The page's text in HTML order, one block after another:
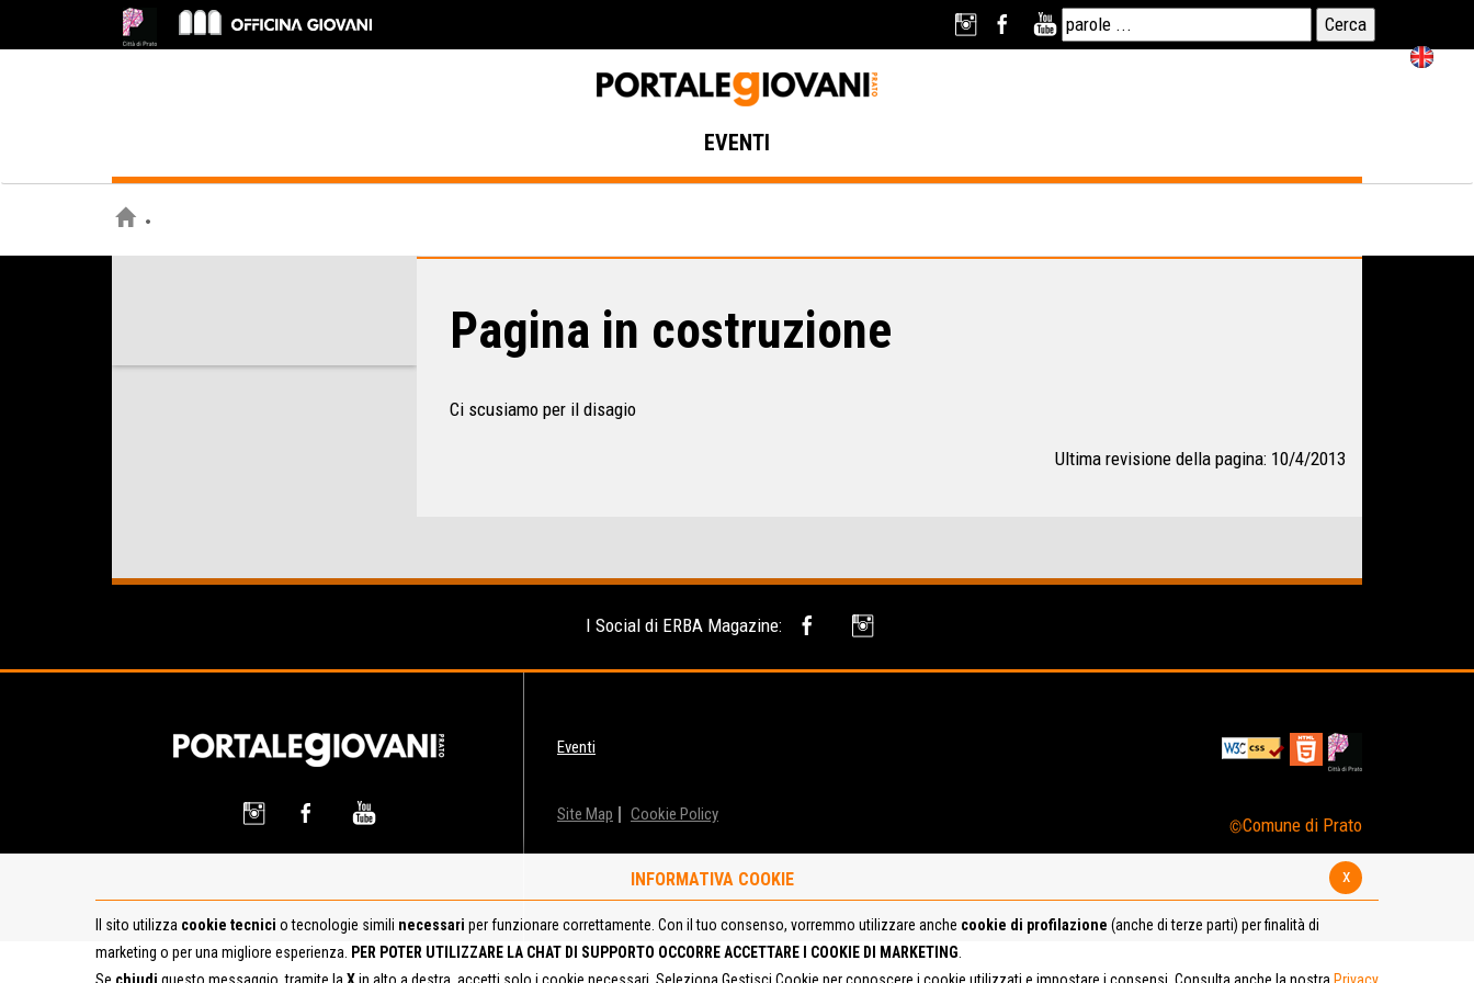
EVENTI
Pagina in costruzione
Ci scusiamo per il disagio
Ultima revisione della pagina: 10/4/2013
I Social di ERBA Magazine:
Eventi
Site Map Cookie Policy Comune di Prato
x
INFORMATIVA COOKIE
Il sito utilizza cookie tecnici o tecnologie simili necessari per funzionare correttamente. Con il tuo consenso, vorremmo utilizzare anche cookie di profilazione (anche di terze parti) per finalità di
marketing o per una migliore esperienza.
PER POTER UTILIZZARE LA CHAT DI SUPPORTO OCCORRE ACCETTARE I COOKIE DI MARKETING